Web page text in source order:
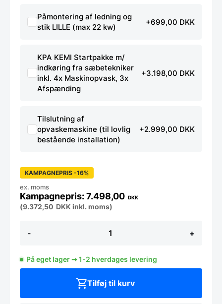
Påmontering af ledning og
stik LILLE (max 22 kw)
+699,00 DKK
KPA KEMI Startpakke m/
indkøring fra sæbetekniker
inkl. 4x Maskinopvask, 3x
Afspænding
+3.198,00 DKK
Tilslutning af
opvaskemaskine (til lovlig
bestående installation)
+2.999,00 DKK
-
-
antal
+
KAMPAGNEPRIS -16%
7.498,00 DKK
ex. moms
(9.372,50 DKK inkl. moms)
På eget lager ➞ 1-2 hverdages levering
Tilføj til kurv